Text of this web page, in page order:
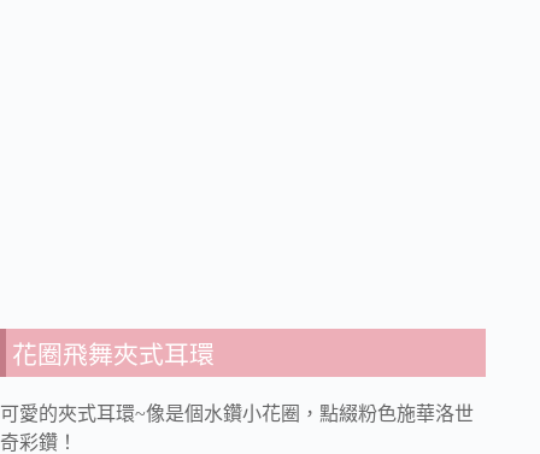
花圈飛舞夾式耳環
可愛的夾式耳環~像是個水鑽小花圈，點綴粉色施華洛世
奇彩鑽！